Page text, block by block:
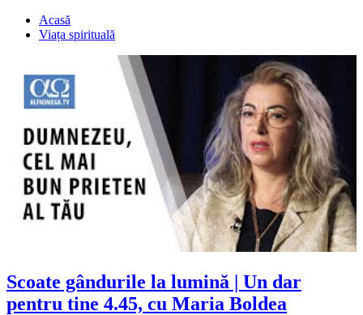
Acasă
Viața spirituală
Scoate gândurile la lumină | Un dar
pentru tine 4.45, cu Maria Boldea